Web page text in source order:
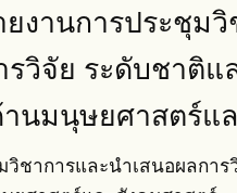
ยงานการประชุม
รวิจัย ระดับชาติ
นมนุษยศาสตร์แ
วิชาการและนำเสนอผลกา